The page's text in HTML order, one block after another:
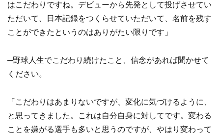
はこだわりですね。デビューから先発として投げさせてい
ただいて、日本記録をつくらせていただいて、名前を残す
ことができたというのはありがたい限りです」
─野球人生でこだわり続けたこと、信念があれば聞かせて
ください。
「こだわりはあまりないですが、変化に気づけるように、
と思ってきました。これは自分自身に対してです。変わる
ことを嫌がる選手も多いと思うのですが、やはり変わって